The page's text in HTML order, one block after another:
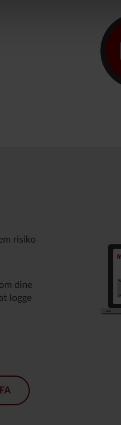
risiko
dine
logge